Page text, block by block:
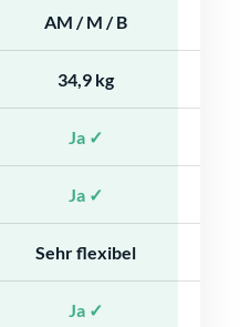
AM / M / B
34,9 kg
Ja ✓
Ja ✓
Sehr flexibel
Ja ✓